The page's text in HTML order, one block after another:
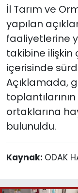
İl Tarım ve
yapılan
faaliyetlerine
takibine ilişkin
içerisinde
Açıklamada,
ortaklarına
bulunuldu.
Kaynak: ODAK